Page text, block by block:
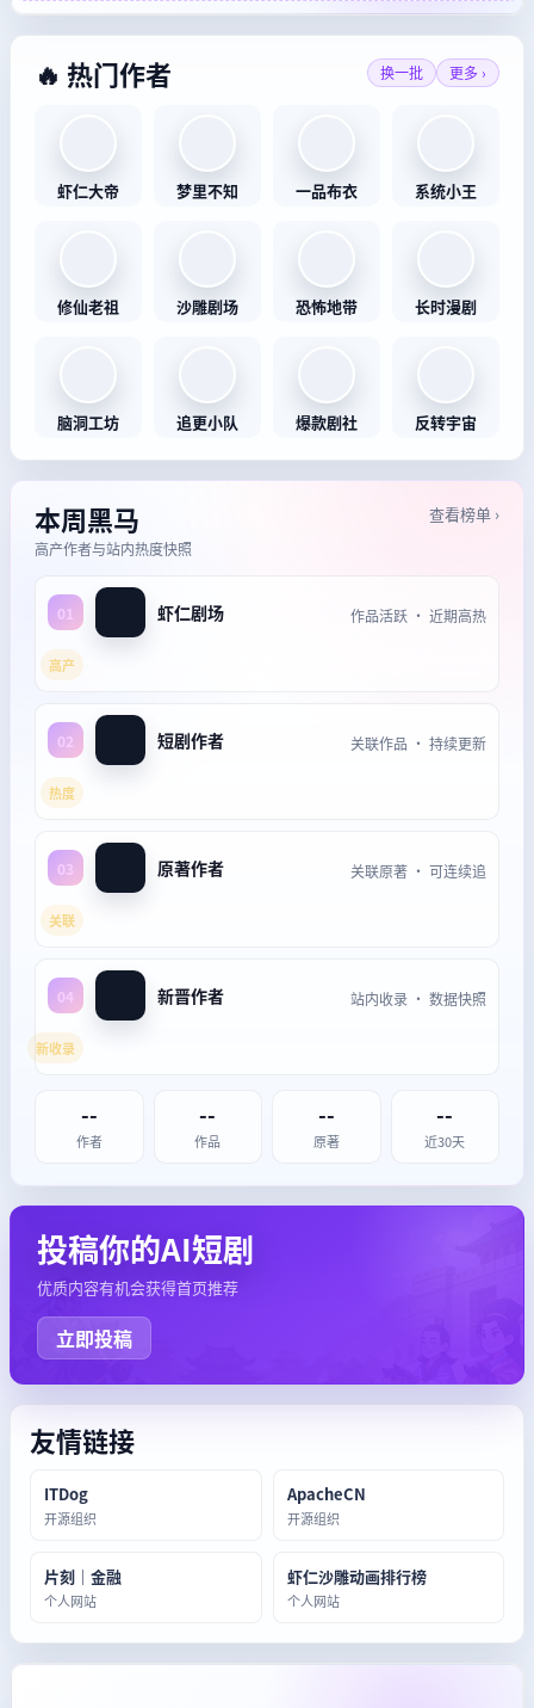
🔥 热门作者 换一批 更多 ›
虾仁大帝 梦里不知 一品布衣 系统小王
修仙老祖 沙雕剧场 恐怖地带 长时漫剧
脑洞工坊 追更小队 爆款剧社 反转宇宙
本周黑马
高产作者与站内热度快照
查看榜单 ›
01 虾仁剧场 作品活跃 · 近期高热
高产
02 短剧作者 关联作品 · 持续更新
热度
03 原著作者 关联原著 · 可连续追
关联
04 新晋作者 站内收录 · 数据快照
新收录
--
作者
--
作品
--
原著
--
近30天
投稿你的AI短剧
优质内容有机会获得首页推荐
立即投稿
友情链接
ITDog
开源组织
ApacheCN
开源组织
片刻｜金融
个人网站
虾仁沙雕动画排行榜
个人网站